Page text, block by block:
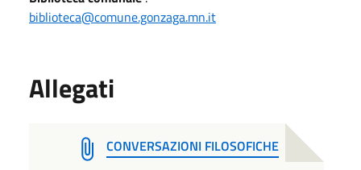
biblioteca@comune.gonzaga.mn.it
Allegati
CONVERSAZIONI FILOSOFICHE